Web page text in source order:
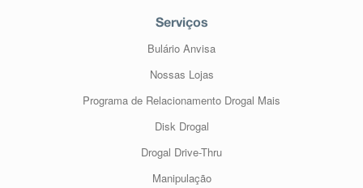
Serviços
Bulário Anvisa
Nossas Lojas
Programa de Relacionamento Drogal Mais
Disk Drogal
Drogal Drive-Thru
Manipulação